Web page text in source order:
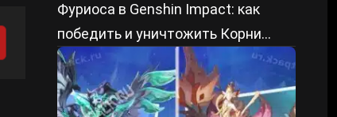
Фуриоса в Genshin Impact: как
победить и уничтожить Корни
преграды